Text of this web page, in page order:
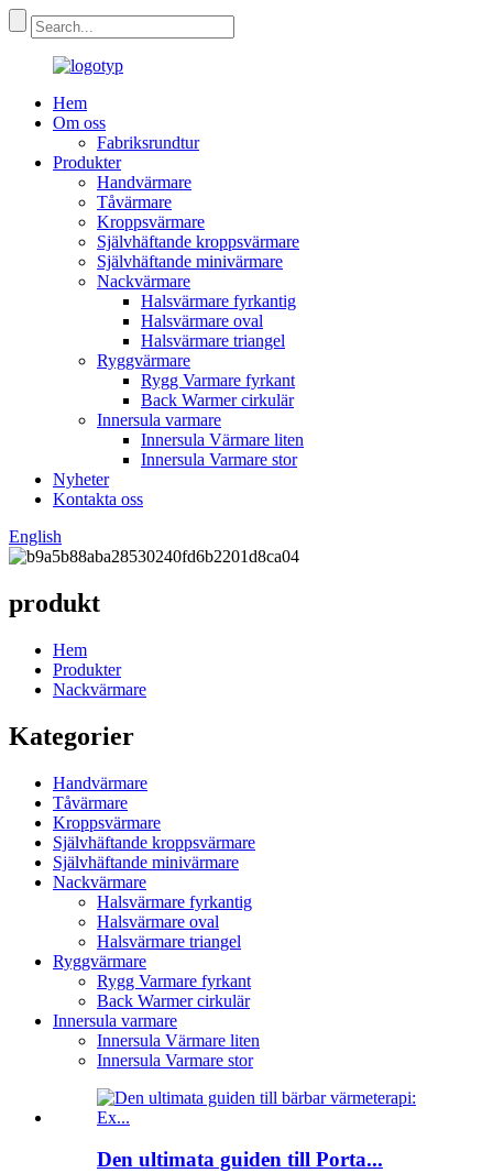
Hem
Om oss
Fabriksrundtur
Produkter
Handvärmare
Tåvärmare
Kroppsvärmare
Självhäftande kroppsvärmare
Självhäftande minivärmare
Nackvärmare
Halsvärmare fyrkantig
Halsvärmare oval
Halsvärmare triangel
Ryggvärmare
Rygg Varmare fyrkant
Back Warmer cirkulär
Innersula varmare
Innersula Värmare liten
Innersula Varmare stor
Nyheter
Kontakta oss
English
produkt
Hem
Produkter
Nackvärmare
Kategorier
Handvärmare
Tåvärmare
Kroppsvärmare
Självhäftande kroppsvärmare
Självhäftande minivärmare
Nackvärmare
Halsvärmare fyrkantig
Halsvärmare oval
Halsvärmare triangel
Ryggvärmare
Rygg Varmare fyrkant
Back Warmer cirkulär
Innersula varmare
Innersula Värmare liten
Innersula Varmare stor
Den ultimata guiden till Porta...